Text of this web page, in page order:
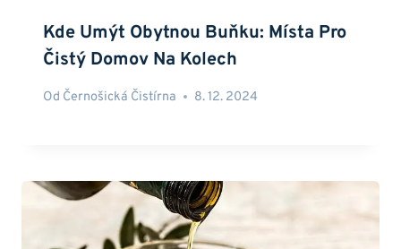
Kde Umýt Obytnou Buňku: Místa Pro
Čistý Domov Na Kolech
Od Černošická Čistírna 8. 12. 2024